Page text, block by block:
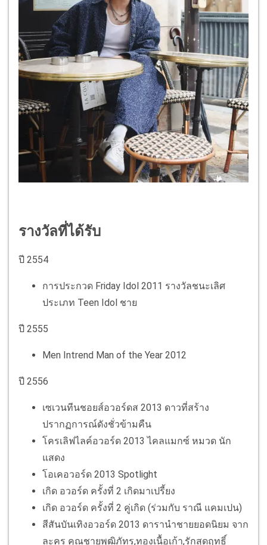
รางวัลที่ได้รับ
ปี 2554
การประกวด Friday Idol 2011 รางวัลชนะเลิศ
ประเภท Teen Idol ชาย
ปี 2555
Men Intrend Man of the Year 2012
ปี 2556
เซเวนทีนชอยส์อวอร์ดส 2013 ดาวที่สร้าง
ปรากฏการณ์ดังชั่วข้ามคืน
โครเลิฟไลค์อวอร์ด 2013 ไคลแมกซ์ หมวด นัก
แสดง
โอเคอวอร์ด 2013 Spotlight
เกิด อวอร์ด ครั้งที่ 2 เกิดมาเปรี้ยง
เกิด อวอร์ด ครั้งที่ 2 คู่เกิด (ร่วมกับ ราณี แคมเปน)
สีสันบันเทิงอวอร์ด 2013 ดารานำชายยอดนิยม จาก
ละคร คุณชายพุฒิภัทร,ทองเนื้อเก้า,รักสุดฤทธิ์